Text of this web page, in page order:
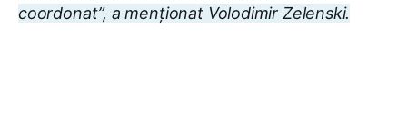
coordonat”, a menționat Volodimir Zelenski.